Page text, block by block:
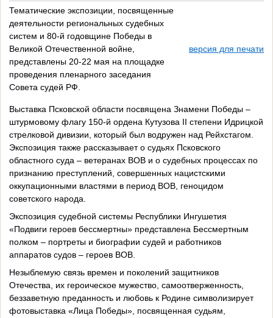
Тематические экспозиции, посвященные
деятельности региональных судебных
систем и 80-й годовщине Победы в
Великой Отечественной войне,
представлены 20-22 мая на площадке
проведения пленарного заседания
Совета судей РФ.
версия для печати
Выставка Псковской области посвящена Знамени Победы –
штурмовому флагу 150-й ордена Кутузова II степени Идрицкой
стрелковой дивизии, который был водружен над Рейхстагом.
Экспозиция также рассказывает о судьях Псковского
областного суда – ветеранах ВОВ и о судебных процессах по
признанию преступлений, совершенных нацистскими
оккупационными властями в период ВОВ, геноцидом
советского народа.
Экспозиция судебной системы Республики Ингушетия
«Подвиги героев бессмертны» представлена Бессмертным
полком – портреты и биографии судей и работников
аппаратов судов – героев ВОВ.
Незыблемую связь времен и поколений защитников
Отечества, их героическое мужество, самоотверженность,
беззаветную преданность и любовь к Родине символизирует
фотовыставка «Лица Победы», посвященная судьям,